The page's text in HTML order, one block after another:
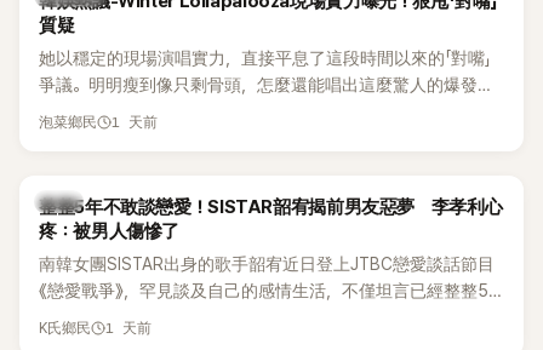
傻直呼：「原來她身材這麼猛！」
質疑
她以穩定的現場演唱實力，直接平息了這段時間以來的「對嘴」
爭議。明明瘦到像只剩骨頭，怎麼還能唱出這麼驚人的爆發力
和音量？
泡菜鄉民 1 天前
韓星
整整5年不敢談戀愛！SISTAR韶宥揭前男友惡夢 李孝利心
疼：被男人傷慘了
南韓女團SISTAR出身的歌手韶宥近日登上JTBC戀愛談話節目
《戀愛戰爭》，罕見談及自己的感情生活，不僅坦言已經整整5
年沒有談戀愛，更首度透露空窗至今的原因，全與上一段戀情
K氏鄉民 1 天前